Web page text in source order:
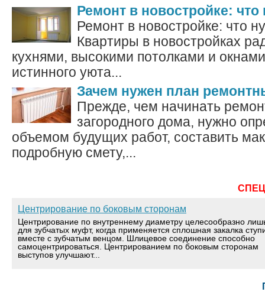
Ремонт в новостройке: что
Ремонт в новостройке: что
Квартиры в новостройках
кухнями, высокими потолками и
истинного уюта...
Зачем нужен план
Прежде, чем начинать
загородного дома, нужно
объемом будущих работ, составить
подробную смету,...
Центрирование по боковым сторонам
Центрирование по внутреннему диаметру целесообразно
для зубчатых муфт, когда применяется сплошная закалка
вместе с зубчатым венцом. Шлицевое соединение способно
самоцентрироваться. Центрированием по боковым сторонам
выступов улучшают...